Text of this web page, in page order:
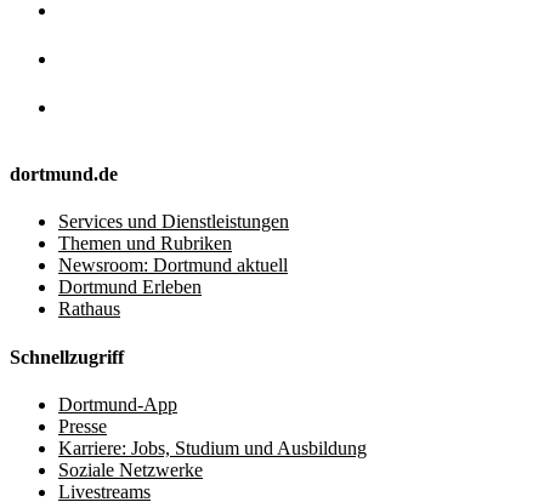
dortmund.de
Services und Dienstleistungen
Themen und Rubriken
Newsroom: Dortmund aktuell
Dortmund Erleben
Rathaus
Schnellzugriff
Dortmund-App
Presse
Karriere: Jobs, Studium und Ausbildung
Soziale Netzwerke
Livestreams